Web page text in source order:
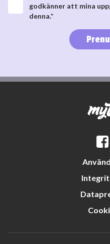
godkänner att mina
denna.*